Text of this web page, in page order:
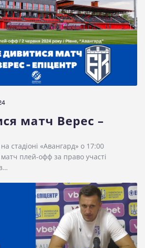
матч Верес –
стадіоні «Авангард» о 17:00
матч плей-офф за право участі